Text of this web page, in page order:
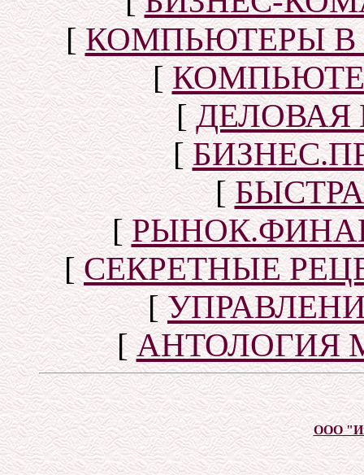
[КОМПЬЮТЕРЫ В
[
[
[
[
[
[СЕКРЕТНЫЕ
[
[АНТОЛОГИЯ
ООО